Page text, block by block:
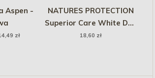
Aspen -
zł
NATURES PROTECTION
Superior Care White Dog
Adult Snack Healthy Hips
18,60 zł